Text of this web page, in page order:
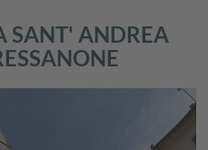
SANT' ANDREA